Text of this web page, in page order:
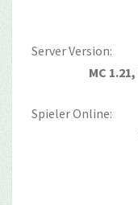
Server Version:
MC
Spieler Online: